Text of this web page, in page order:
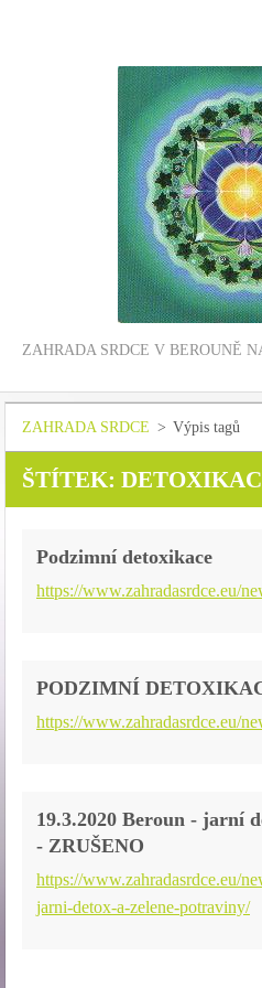
ZAHRADA SRDCE V BEROUNĚ
ZAHRADA SRDCE > Výpis tagů
ŠTÍTEK:
Podzimní detoxikace
https://www.zahradasrdce.eu/
PODZIMNÍ
https://www.zahradasrdce.eu/
19.3.2020 Beroun - jarní
- ZRUŠENO
https://www.zahradasrdce.eu/
jarni-detox-a-zelene-potraviny/